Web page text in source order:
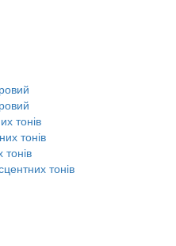
тонів
тонів
тонів